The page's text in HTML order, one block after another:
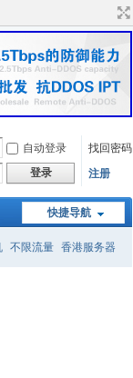
自动登录
找回密码
登录 注册
快捷导航
不限流量 香港服务器